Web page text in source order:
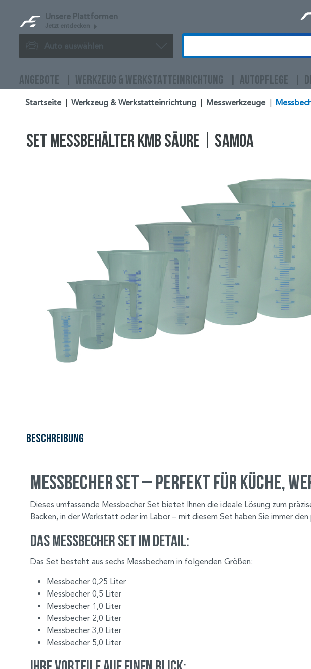
Unsere Plattformen
Jetzt entdecken
Auto auswählen
ANGEBOTE WERKZEUG & WERKSTATTEINRICHTUNG AUTOPFLEGE
Startseite Werkzeug & Werkstatteinrichtung Messwerkzeuge
Set Messbehälter KMB Säure | SAMOA
Beschreibung
Messbecher Set – Perfekt für Küche,
Dieses umfassende Messbecher Set bietet Ihnen die ideale Lösung zum
Backen, in der Werkstatt oder im Labor – mit diesem Set haben Sie immer
Das Messbecher Set im Detail:
Das Set besteht aus sechs Messbechern in folgenden Größen:
Messbecher 0,25 Liter
Messbecher 0,5 Liter
Messbecher 1,0 Liter
Messbecher 2,0 Liter
Messbecher 3,0 Liter
Messbecher 5,0 Liter